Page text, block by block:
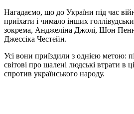
Нагадаємо, що до України під час
приїхати і чимало інших
зокрема, Анджеліна Джолі, Шон
Джессіка Честейн.
Усі вони приїздили з однією метою:
світові про шалені людські втрати в
спротив українського народу.